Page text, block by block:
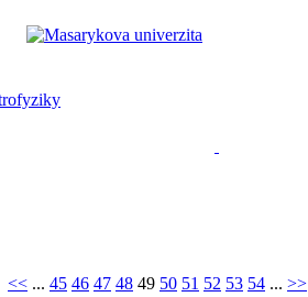
<< ... 45 46 47 48 49 50 51 52 53 54 ... >>